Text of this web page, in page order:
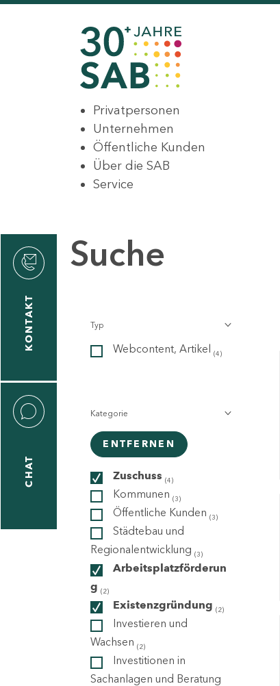
Privatpersonen
Unternehmen
Öffentliche Kunden
Über die SAB
Service
KONTAKT
CHAT
Suche
Typ
Webcontent, Artikel (4)
Kategorie
ENTFERNEN
Zuschuss (4)
Kommunen (3)
Öffentliche Kunden (3)
Städtebau und
Regionalentwicklung (3)
Arbeitsplatzförderun
g (2)
Existenzgründung (2)
Investieren und
Wachsen (2)
Investitionen in
Sachanlagen und Beratung